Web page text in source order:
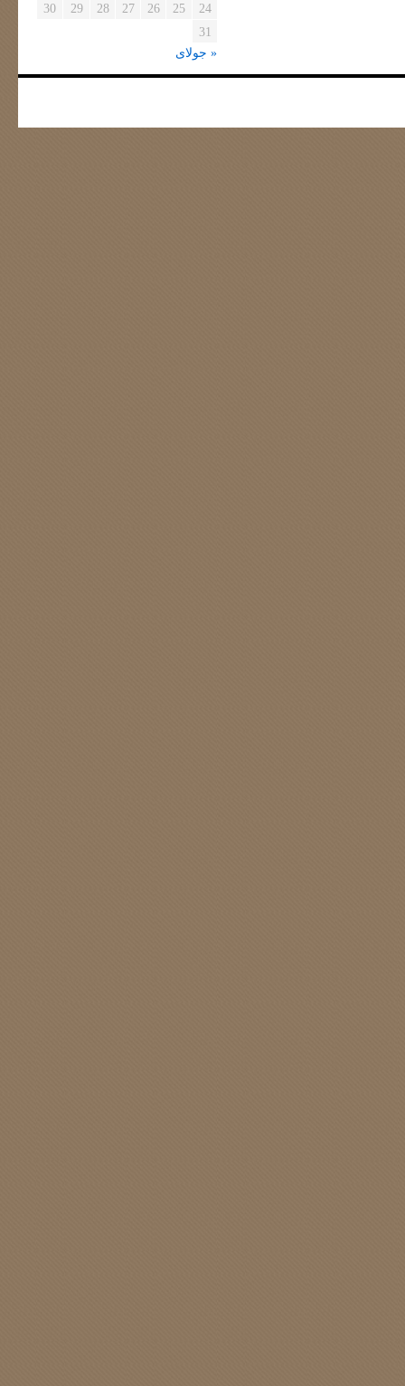
24
25
26
27
28
29
30
31
« جولای